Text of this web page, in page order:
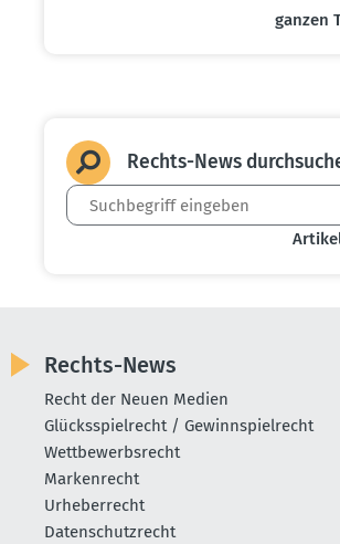
ganzen
Rechts-News
Rechts-News
Recht der Neuen Medien
Glücksspielrecht / Gewinnspielrecht
Wettbewerbsrecht
Markenrecht
Urheberrecht
Datenschutzrecht